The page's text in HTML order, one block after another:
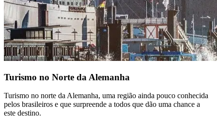
Turismo no Norte da Alemanha
Turismo no norte da Alemanha, uma região ainda pouco conhecida
pelos brasileiros e que surpreende a todos que dão uma chance a
este destino.